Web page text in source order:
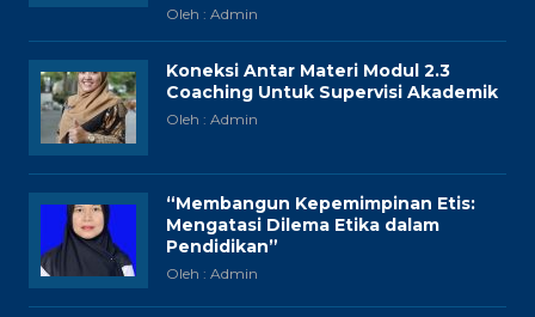
Oleh : Admin
Koneksi Antar Materi Modul 2.3
Coaching Untuk Supervisi Akademik
Oleh : Admin
“Membangun Kepemimpinan Etis:
Mengatasi Dilema Etika dalam
Pendidikan”
Oleh : Admin